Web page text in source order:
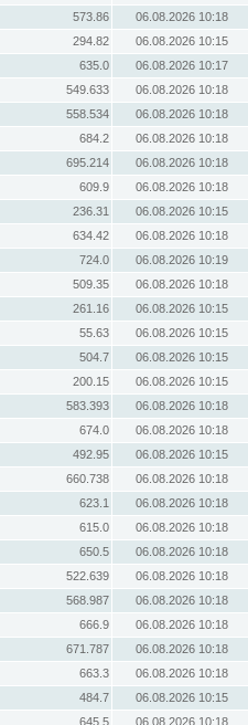
573.86
06.08.2026 10:18
294.82
06.08.2026 10:15
635.0
06.08.2026 10:17
549.633
06.08.2026 10:18
558.534
06.08.2026 10:18
684.2
06.08.2026 10:18
695.214
06.08.2026 10:18
609.9
06.08.2026 10:18
236.31
06.08.2026 10:15
634.42
06.08.2026 10:18
724.0
06.08.2026 10:19
509.35
06.08.2026 10:18
261.16
06.08.2026 10:15
55.63
06.08.2026 10:15
504.7
06.08.2026 10:15
200.15
06.08.2026 10:15
583.393
06.08.2026 10:18
674.0
06.08.2026 10:18
492.95
06.08.2026 10:15
660.738
06.08.2026 10:18
623.1
06.08.2026 10:18
615.0
06.08.2026 10:18
650.5
06.08.2026 10:18
522.639
06.08.2026 10:18
568.987
06.08.2026 10:18
666.9
06.08.2026 10:18
671.787
06.08.2026 10:18
663.3
06.08.2026 10:18
484.7
06.08.2026 10:15
645.5
06.08.2026 10:18